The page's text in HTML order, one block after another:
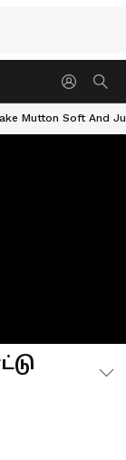
Mutton Soft And